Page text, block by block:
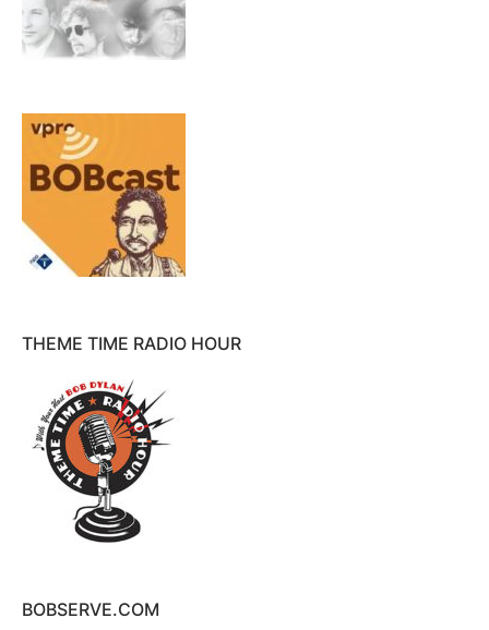
THEME TIME RADIO HOUR
BOBSERVE.COM